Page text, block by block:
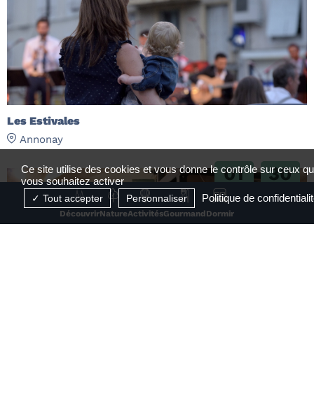
DécouvrirNatureActivitésGourmand Dormir
Les Estivales
Annonay
01
JUIL
2026
30
2026
Ce site utilise des cookies et vous donne le contrôle sur ceux
vous souhaitez activer
Tout accepter Personnaliser Politique de